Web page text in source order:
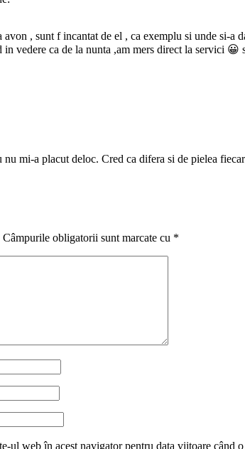
avon , sunt f incantat de el , ca exemplu si unde si-
in vedere ca de la nunta ,am mers direct la servici
nu mi-a placut deloc. Cred ca difera si de pielea
Câmpurile obligatorii sunt marcate cu *
ul web în acest navigator pentru data viitoare când o